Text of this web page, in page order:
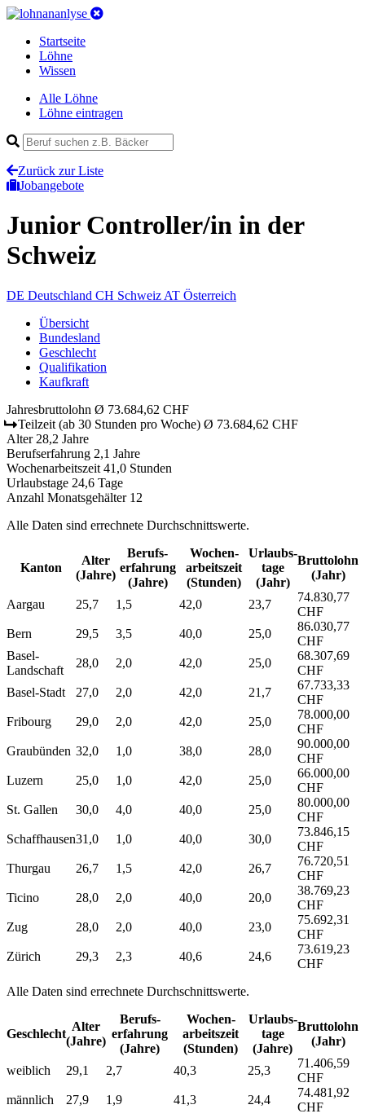
Startseite
Löhne
Wissen
Alle Löhne
Löhne eintragen
Zurück zur Liste
Jobangebote
Junior Controller/in in der
Schweiz
DE Deutschland CH Schweiz AT Österreich
Übersicht
Bundesland
Geschlecht
Qualifikation
Kaufkraft
Jahresbruttolohn Ø 73.684,62 CHF
Teilzeit (ab 30 Stunden pro Woche) Ø 73.684,62 CHF
Alter 28,2 Jahre
Berufserfahrung 2,1 Jahre
Wochenarbeitszeit 41,0 Stunden
Urlaubstage 24,6 Tage
Anzahl Monatsgehälter 12
Alle Daten sind errechnete Durchschnittswerte.
Kanton
Alter
(Jahre)
Berufs­
erfahrung
(Jahre)
Wochen­
arbeitszeit
(Stunden)
Urlaubs­
tage
(Jahr)
Bruttolohn
(Jahr)
Aargau 25,7 1,5 42,0 23,7
74.830,77
CHF
Bern
29,5 3,5 40,0 25,0
86.030,77
CHF
Basel-
Landschaft
28,0 2,0 42,0 25,0
68.307,69
CHF
Basel-Stadt
27,0 2,0 42,0 21,7
67.733,33
CHF
Fribourg
29,0 2,0 42,0 25,0
78.000,00
CHF
Graubünden 32,0 1,0 38,0 28,0
90.000,00
CHF
Luzern
25,0 1,0 42,0 25,0
66.000,00
CHF
St. Gallen
30,0 4,0 40,0 25,0
80.000,00
CHF
Schaffhausen31,0 1,0 40,0 30,0
73.846,15
CHF
Thurgau
26,7 1,5 42,0 26,7
76.720,51
CHF
Ticino
28,0 2,0 40,0 20,0
38.769,23
CHF
Zug
28,0 2,0 40,0 23,0
75.692,31
CHF
Zürich
29,3 2,3 40,6 24,6
73.619,23
CHF
Alle Daten sind errechnete Durchschnittswerte.
Geschlecht
Alter
(Jahre)
Berufs­
erfahrung
(Jahre)
Wochen­
arbeitszeit
(Stunden)
Urlaubs­
tage
(Jahre)
Bruttolohn
(Jahr)
weiblich 29,1 2,7 40,3 25,3
71.406,59
CHF
männlich
27,9 1,9 41,3 24,4
74.481,92
CHF